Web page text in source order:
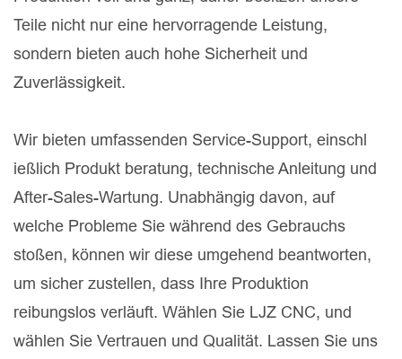
Teile nicht nur eine hervorragende Leistung,
sondern bieten auch hohe Sicherheit und
Zuverlässigkeit.
Wir bieten umfassenden Service-Support, einschl
ießlich Produkt beratung, technische Anleitung und
After-Sales-Wartung. Unabhängig davon, auf
welche Probleme Sie während des Gebrauchs
stoßen, können wir diese umgehend beantworten,
um sicher zustellen, dass Ihre Produktion
reibungslos verläuft. Wählen Sie LJZ CNC, und
wählen Sie Vertrauen und Qualität. Lassen Sie uns